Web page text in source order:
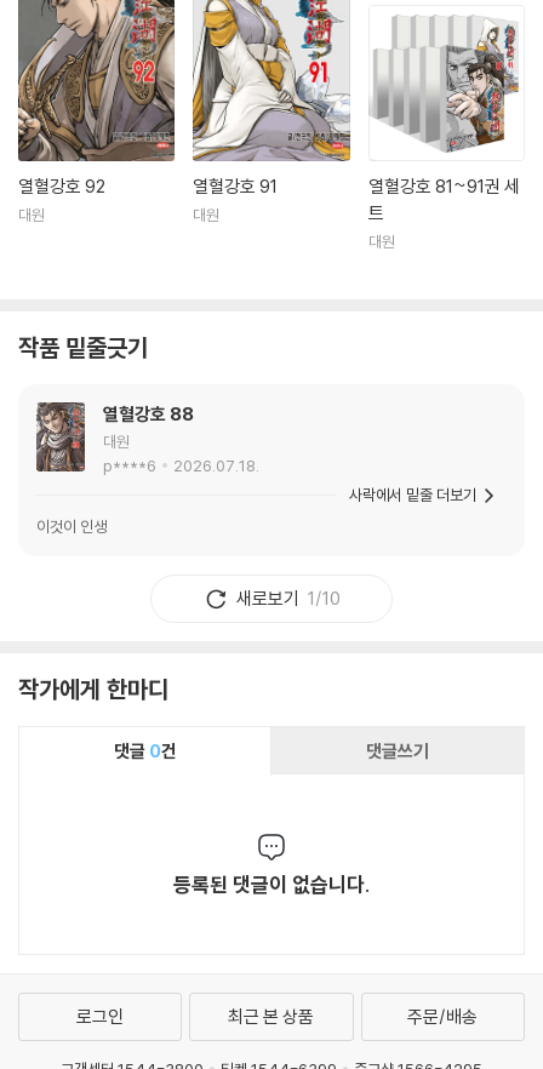
열혈강호 92
대원
열혈강호 91
대원
열혈강호 81~91권 세
트
대원
작품 밑줄긋기
열혈강호 88
대원
p****6
2026.07.18.
이것이 인생
사락에서 밑줄 더보기
새로보기 1/10
작가에게 한마디
댓글 0건 댓글쓰기
등록된 댓글이 없습니다.
로그인 최근 본 상품 주문/배송